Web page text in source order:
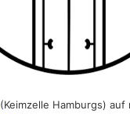
(Keimzelle Hamburgs)